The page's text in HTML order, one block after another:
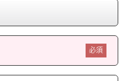
必須